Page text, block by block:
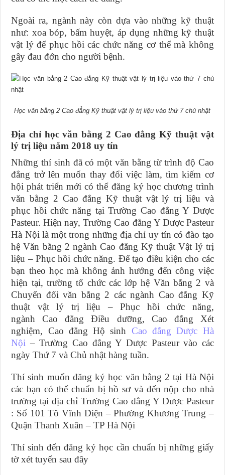
Ngoài ra, ngành này còn dựa vào những kỹ thuật
như: xoa bóp, bấm huyệt, áp dụng những kỹ thuật
vật lý để phục hồi các chức năng cơ thể mà không
gây đau đớn cho người bệnh.
Học văn bằng 2 Cao đẳng Kỹ thuật vật lý trị liệu vào thứ 7 chủ nhật
Địa chỉ học văn bằng 2 Cao đẳng Kỹ thuật vật
lý trị liệu năm 2018 uy tín
Những thí sinh đã có một văn bằng từ trình độ Cao
đẳng trở lên muốn thay đổi việc làm, tìm kiếm cơ
hội phát triển mới có thể đăng ký học chương trình
văn bằng 2 Cao đẳng Kỹ thuật vật lý trị liệu và
phục hồi chức năng tại Trường Cao đẳng Y Dược
Pasteur. Hiện nay, Trường Cao đẳng Y Dược Pasteur
Hà Nội là một trong những địa chỉ uy tín có đào tạo
hệ Văn bằng 2 ngành Cao đẳng Kỹ thuật Vật lý trị
liệu – Phục hồi chức năng. Để tạo điều kiện cho các
bạn theo học mà không ảnh hưởng đến công việc
hiện tại, trường tổ chức các lớp hệ Văn bằng 2 và
Chuyển đổi văn bằng 2 các ngành Cao đẳng Kỹ
thuật vật lý trị liệu – Phục hồi chức năng,
ngành Cao đẳng Điều dưỡng, Cao đẳng Xét
nghiệm, Cao đẳng Hộ sinh Cao đẳng Dược Hà
Nội – Trường Cao đẳng Y Dược Pasteur vào các
ngày Thứ 7 và Chủ nhật hàng tuần.
Thí sinh muốn đăng ký học văn bằng 2 tại Hà Nội
các bạn có thể chuẩn bị hồ sơ và đến nộp cho nhà
trường tại địa chỉ Trường Cao đẳng Y Dược Pasteur
: Số 101 Tô Vĩnh Diện – Phường Khương Trung –
Quận Thanh Xuân – TP Hà Nội
Thí sinh đến đăng ký học cần chuẩn bị những giấy
tờ xét tuyển sau đây